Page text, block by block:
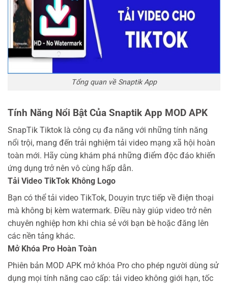
Tổng quan về Snaptik App
Tính Năng Nổi Bật Của Snaptik App MOD APK
SnapTik Tiktok là công cụ đa năng với những tính năng
nổi trội, mang đến trải nghiệm tải video mạng xã hội hoàn
toàn mới. Hãy cùng khám phá những điểm độc đáo khiến
ứng dụng trở nên vô cùng hấp dẫn.
Tải Video TikTok Không Logo
Bạn có thể tải video TikTok, Douyin trực tiếp về điện thoại
mà không bị kèm watermark. Điều này giúp video trở nên
chuyên nghiệp hơn khi chia sẻ với bạn bè hoặc đăng lên
các nền tảng khác.
Mở Khóa Pro Hoàn Toàn
Phiên bản MOD APK mở khóa Pro cho phép người dùng sử
dụng mọi tính năng cao cấp: tải video không giới hạn, tốc